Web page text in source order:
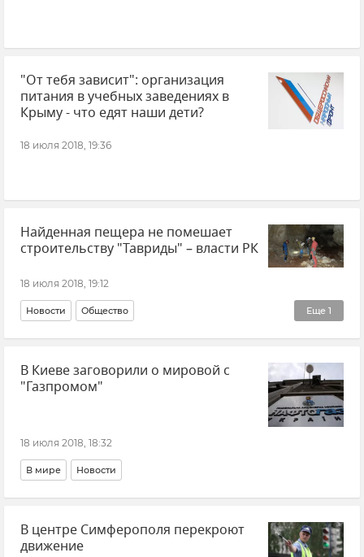
"От тебя зависит": организация
питания в учебных заведениях в
Крыму - что едят наши дети?
18 июля 2018, 19:36
Найденная пещера не помешает
строительству "Тавриды" – власти РК
18 июля 2018, 19:12
Еще 1
Новости Общество
Пещера, обнаруженная при строительстве трассы "Таврида"
В Киеве заговорили о мировой с
"Газпромом"
18 июля 2018, 18:32
В мире Новости
В центре Симферополя перекроют
движение